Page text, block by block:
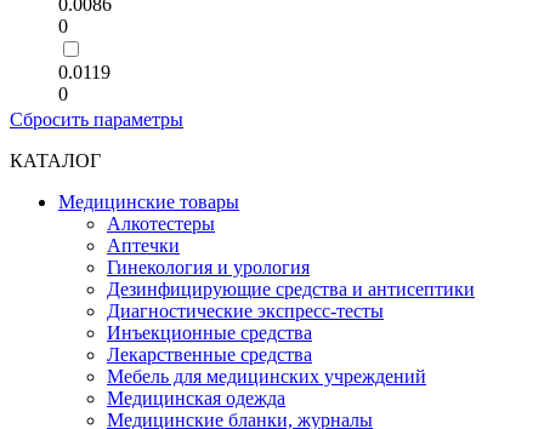
0.0086
0
0.0119
0
Сбросить параметры
КАТАЛОГ
Медицинские товары
Алкотестеры
Аптечки
Гинекология и урология
Дезинфицирующие средства и антисептики
Диагностические экспресс-тесты
Инъекционные средства
Лекарственные средства
Мебель для медицинских учреждений
Медицинская одежда
Медицинские бланки, журналы